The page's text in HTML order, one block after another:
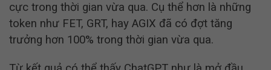
cực trong thời gian vừa qua. Cụ thể hơn là những
token như FET, GRT, hay AGIX đã có đợt tăng
trưởng hơn 100% trong thời gian vừa qua.